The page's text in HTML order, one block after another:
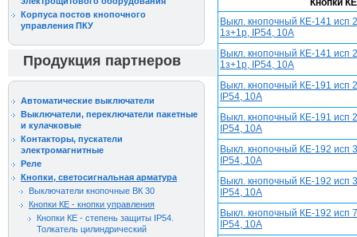
Корпуса постов кнопочного
управления ПКУ
Продукция партнеров
Автоматические выключатели
Выключатели, переключатели пакетные
и кулачковые
Контакторы, пускатели
электромагнитные
Реле
Кнопки, светосигнальная арматура
Выключатели кнопочные ВК 30
Кнопки КЕ - кнопки управления
Кнопки КЕ - степень защиты IP54.
Толкатель цилиндрический
Кнопки
Выкл. кнопочный КЕ-141 исп
1з+1р, IP54, 10А
Выкл. кнопочный КЕ-141 исп
1з+1р, IP54, 10А
Выкл. кнопочный КЕ-191 исп
IP54, 10А
Выкл. кнопочный КЕ-191 исп
IP54, 10А
Выкл. кнопочный КЕ-192 исп
IP54, 10А
Выкл. кнопочный КЕ-192 исп
IP54, 10А
Выкл. кнопочный КЕ-192 исп
IP54, 10А